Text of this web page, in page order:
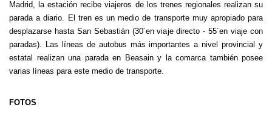
Madrid, la estación recibe viajeros de los trenes regionales realizan su
parada a diario. El tren es un medio de transporte muy apropiado para
desplazarse hasta San Sebastián (30´en viaje directo - 55´en viaje con
paradas). Las líneas de autobus más importantes a nivel provincial y
estatal realizan una parada en Beasain y la comarca también posee
varias líneas para este medio de transporte.
FOTOS